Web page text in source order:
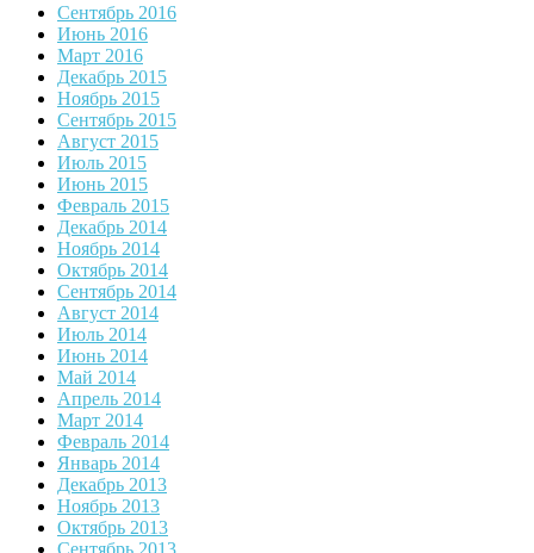
Сентябрь 2016
Июнь 2016
Март 2016
Декабрь 2015
Ноябрь 2015
Сентябрь 2015
Август 2015
Июль 2015
Июнь 2015
Февраль 2015
Декабрь 2014
Ноябрь 2014
Октябрь 2014
Сентябрь 2014
Август 2014
Июль 2014
Июнь 2014
Май 2014
Апрель 2014
Март 2014
Февраль 2014
Январь 2014
Декабрь 2013
Ноябрь 2013
Октябрь 2013
Сентябрь 2013